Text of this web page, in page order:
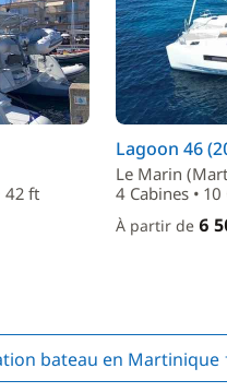
42 ft
Lagoon 46
Le Marin
4 Cabines •
À partir de 6
bateau en Martinique